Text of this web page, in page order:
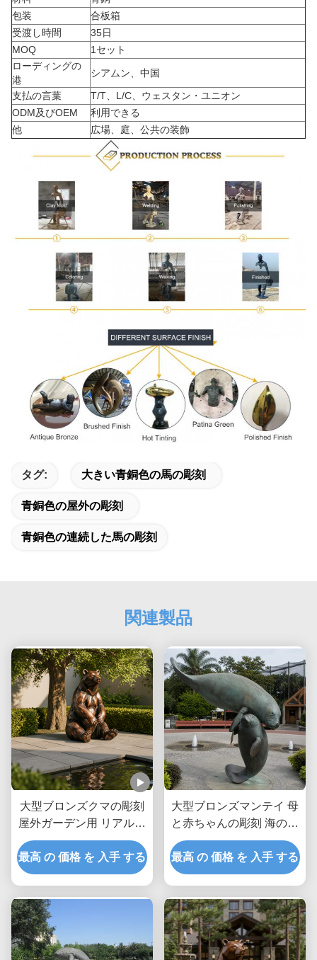
包装
合板箱
受渡し時間
35日
MOQ
1セット
ローディングの
港
シアムン、中国
支払の言葉
T/T、L/C、ウェスタン・ユニオン
ODM及びOEM
利用できる
他
広場、庭、公共の装飾
タグ: 大きい青銅色の馬の彫刻
青銅色の屋外の彫刻
青銅色の連続した馬の彫刻
関連製品
大型ブロンズクマの彫刻
屋外ガーデン用 リアルな
座りヒグマ像 カスタムメ
タル動物アート装飾 パー
クヴィラ用
最高 の 価格 を 入手 する
大型ブロンズマンテイ 母
と赤ちゃんの彫刻 海の動
物 沿岸庭園 屋外美術像
最高 の 価格 を 入手 する